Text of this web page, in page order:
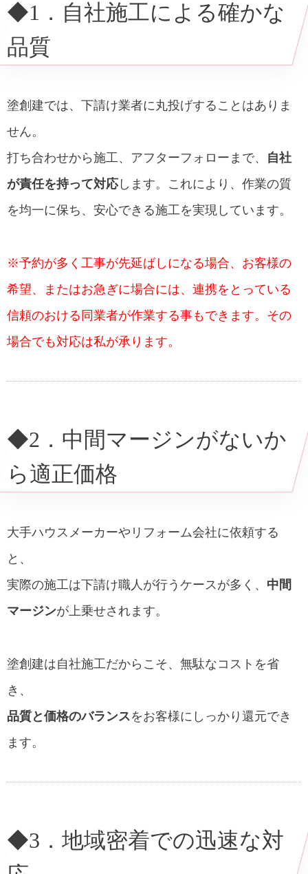
◆3．地域密着での迅速な対応
◆1．自社施工による確かな
品質
塗創建では、下請け業者に丸投げすることはありま
せん。
打ち合わせから施工、アフターフォローまで、 自社
が責任を持って対応します。これにより、作業の質
を均一に保ち、安心できる施工を実現しています。
※予約が多く工事が先延ばしになる場合、お客様の
希望、またはお急ぎに場合には、連携をとっている
信頼のおける同業者が作業する事もできます。その
場合でも対応は私が承ります。
◆2．中間マージンがないか
ら適正価格
大手ハウスメーカーやリフォーム会社に依頼する
と、
実際の施工は下請け職人が行うケースが多く、 中間
マージンが上乗せされます。
塗創建は自社施工だからこそ、無駄なコストを省
き、
品質と価格のバランスをお客様にしっかり還元でき
ます。
◆3．地域密着での迅速な対